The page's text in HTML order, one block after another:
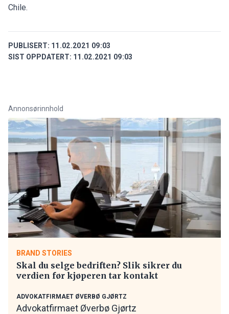
Chile.
PUBLISERT: 11.02.2021 09:03
SIST OPPDATERT: 11.02.2021 09:03
Annonsørinnhold
BRAND STORIES
Skal du selge bedriften? Slik sikrer du
verdien før kjøperen tar kontakt
ADVOKATFIRMAET ØVERBØ GJØRTZ
Advokatfirmaet Øverbø Gjørtz